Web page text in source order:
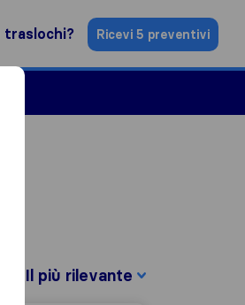
traslochi? Ricevi 5 preventivi